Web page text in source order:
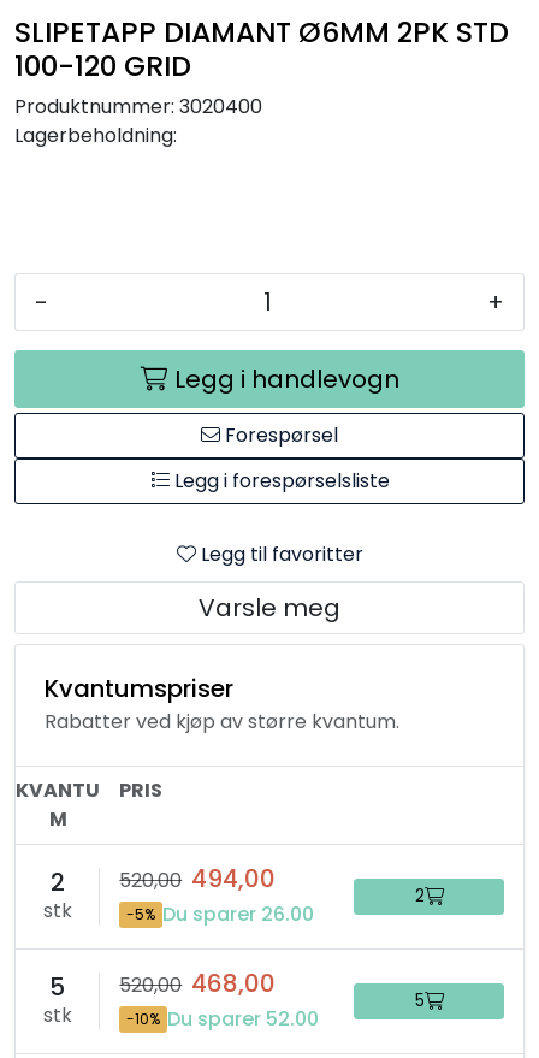
SLIPETAPP DIAMANT Ø6MM 2PK STD
100-120 GRID
Produktnummer: 3020400
Lagerbeholdning:
- +
Legg i handlevogn
Forespørsel
Legg i forespørselsliste
Legg til favoritter
Varsle meg
Kvantumspriser
Rabatter ved kjøp av større kvantum.
KVANTU
M
PRIS
2
stk
520,00 494,00
-5% Du sparer 26.00
2
5
stk
520,00 468,00
-10% Du sparer 52.00
5
Råmaterialer
Dekaler